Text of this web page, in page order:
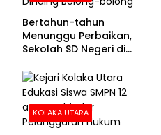
Bertahun-tahun
Menunggu Perbaikan,
Sekolah SD Negeri di
Beralas Tanah dan
Dinding Bolong-bolong
KOLAKA UTARA